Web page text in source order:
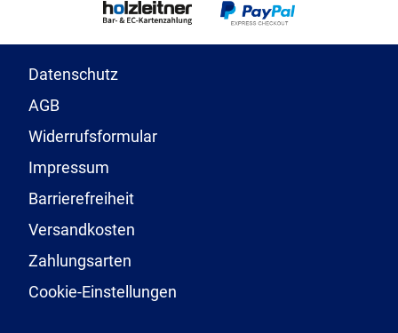
Datenschutz
AGB
Widerrufsformular
Impressum
Barrierefreiheit
Versandkosten
Zahlungsarten
Cookie-Einstellungen